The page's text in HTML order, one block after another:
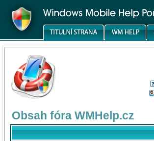
Obsah fóra WMHelp.cz